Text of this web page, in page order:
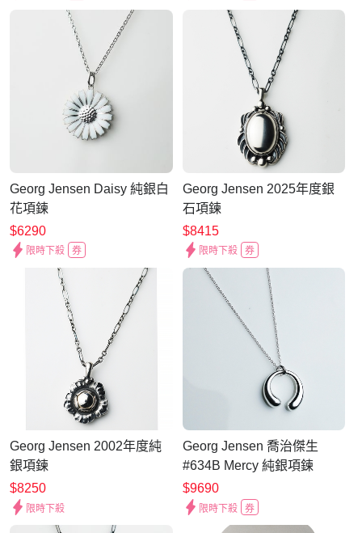
Georg Jensen Daisy 純銀白
花項鍊
$6290
限時下殺 券
Georg Jensen 2025年度銀
石項鍊
$8415
限時下殺 券
Georg Jensen 2002年度純
銀項鍊
$8250
限時下殺
Georg Jensen 喬治傑生
#634B Mercy 純銀項鍊
$9690
限時下殺 券